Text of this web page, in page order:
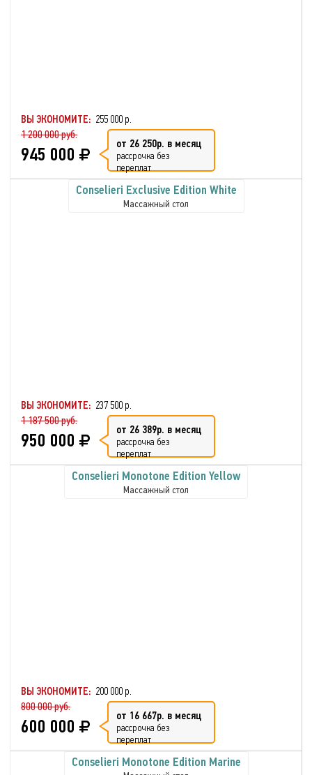
ВЫ ЭКОНОМИТЕ: 255 000 р.
1 200 000 руб.
945 000 от 26 250р. в месяц
рассрочка без
переплат
Conselieri Exclusive Edition White
Массажный стол
ВЫ ЭКОНОМИТЕ: 237 500 р.
1 187 500 руб.
950 000 от 26 389р. в месяц
рассрочка без
переплат
Conselieri Monotone Edition Yellow
Массажный стол
ВЫ ЭКОНОМИТЕ: 200 000 р.
800 000 руб.
600 000 от 16 667р. в месяц
рассрочка без
переплат
Conselieri Monotone Edition Marine